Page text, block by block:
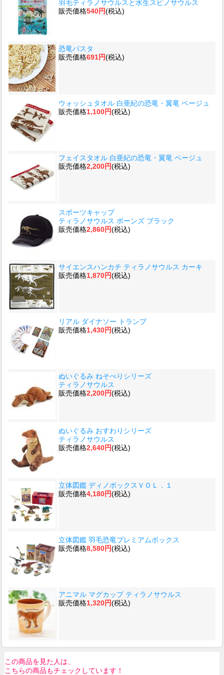
羽毛ティラノサウルスと水生スピノサウルス
販売価格540円(税込)
恐竜パスタ
販売価格691円(税込)
ウォッシュタオル 白亜紀の恐竜・翼竜 ベージュ
販売価格1,100円(税込)
フェイスタオル 白亜紀の恐竜・翼竜 ベージュ
販売価格2,200円(税込)
スポーツキャップ
ティラノサウルス ボーンズ ブラック
販売価格2,860円(税込)
サイエンスハンカチ ティラノサウルス カーキ
販売価格1,870円(税込)
リアル ダイナソー トランプ
販売価格1,430円(税込)
ぬいぐるみ ねそべりシリーズ
ティラノサウルス
販売価格2,200円(税込)
ぬいぐるみ おすわりシリーズ
ティラノサウルス
販売価格2,640円(税込)
立体図鑑 ディノボックスＶＯＬ．１
販売価格4,180円(税込)
立体図鑑 羽毛恐竜プレミアムボックス
販売価格8,580円(税込)
アニマル マグカップ ティラノサウルス
販売価格1,320円(税込)
この商品を見た人は、
こちらの商品もチェックしています！